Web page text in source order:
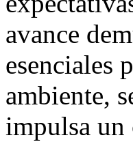
avance
esenciales
ambiente,
impulsa un